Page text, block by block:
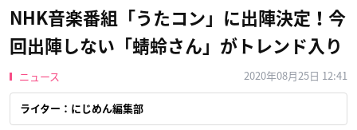
NHK音楽番組「うたコン」に出陣決定！今
回出陣しない「蜻蛉さん」がトレンド入り
ニュース 2020年08月25日 12:41
ライター：にじめん編集部